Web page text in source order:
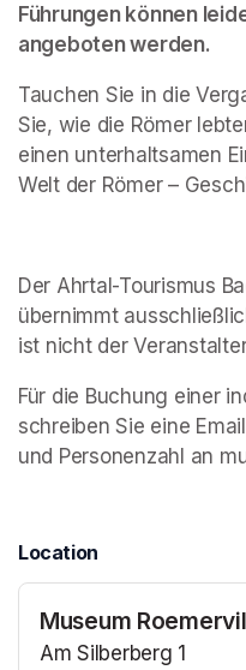
Führungen können
angeboten werden.
Tauchen Sie in die
Sie, wie die Römer
einen unterhaltsamen
Welt der Römer –
Der Ahrtal-Tourismus
übernimmt
ist nicht der
Für die Buchung einer
schreiben Sie eine
und Personenzahl an
Location
Museum
Am Silberberg 1